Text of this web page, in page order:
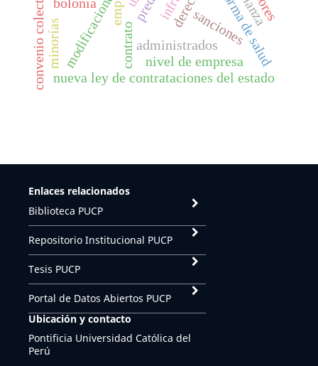
contrato
nueva ley de contrataciones del estado
reforma de salud
administradossanciones
convenio colectivo nivel de empresa
bolonia emp
minorías
Enlaces relacionados
Biblioteca PUCP
Repositorio Institucional PUCP
Tesis PUCP
Portal de Datos Abiertos PUCP
Ubicación y contacto
Pontificia Universidad Católica del
Perú